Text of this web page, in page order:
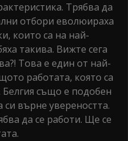
Трябва да
отбори еволюираха
които са на най-
такива. Вижте сега
Това е един от най-
работата, която са
също е подобен
върне увереността.
да се работи. Ще се